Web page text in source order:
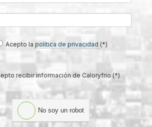
automatización, y simplificar procesos allí donde
pequeños ahorros, consideradas una
, así como la necesidad de contar con sistemas de
las prácticas más eficientes y reforzar los
y económica de los proyectos.
General de Eficiencia Energética
, “la labor
del sistema de CAE es esencial. Gracias al
satisfactoria, y tenemos que seguir
Acepto lapolítica de privacidad (*)
recibir información de Caloryfrio (*)
No soy un robot